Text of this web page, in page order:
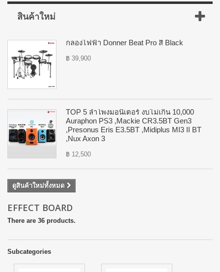
สินค้าใหม่
กลองไฟฟ้า Donner Beat Pro สี Black
฿ 39,900
TOP 5 ลำโพงมอนิเตอร์ งบไม่เกิน 10,000
Auraphon PS3 ,Mackie CR3.5BT Gen3
,Presonus Eris E3.5BT ,Midiplus MI3 II BT
,Nux Axon 3
฿ 12,500
ดูสินค้าใหม่ทั้งหมด
EFFECT BOARD
There are 36 products.
Subcategories